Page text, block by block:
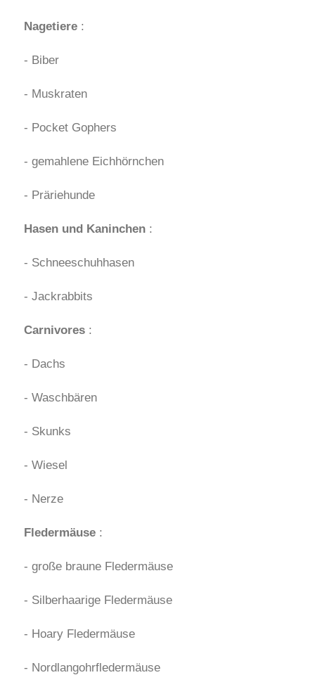
Nagetiere :
- Biber
- Muskraten
- Pocket Gophers
- gemahlene Eichhörnchen
- Präriehunde
Hasen und Kaninchen :
- Schneeschuhhasen
- Jackrabbits
Carnivores :
- Dachs
- Waschbären
- Skunks
- Wiesel
- Nerze
Fledermäuse :
- große braune Fledermäuse
- Silberhaarige Fledermäuse
- Hoary Fledermäuse
- Nordlangohrfledermäuse